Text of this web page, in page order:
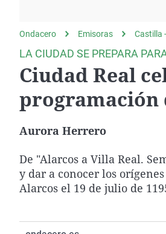
gato
Ondacero Emisoras Castilla
LA CIUDAD SE PREPARA
Ciudad Real
programación
Aurora Herrero
De "Alarcos a Villa Real.
y dar a conocer los
Alarcos el 19 de julio de